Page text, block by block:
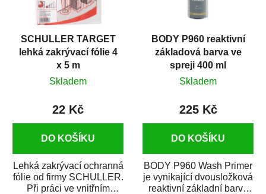
SCHULLER TARGET
lehká zakrývací fólie 4
x 5 m
Skladem
22 Kč
DO KOŠÍKU
Lehká zakrývací ochranná
fólie od firmy SCHULLER.
Při práci ve vnitřním
BODY P960 reaktivní
základová barva ve
spreji 400 ml
Skladem
225 Kč
DO KOŠÍKU
BODY P960 Wash Primer
je vynikající dvousložková
reaktivní základní barva